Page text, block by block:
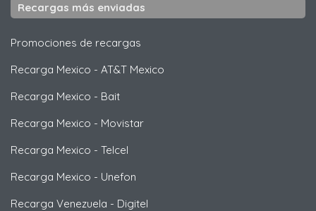
Recargas más enviadas
Promociones de recargas
Recarga Mexico - AT&T Mexico
Recarga Mexico - Bait
Recarga Mexico - Movistar
Recarga Mexico - Telcel
Recarga Mexico - Unefon
Recarga Venezuela - Digitel